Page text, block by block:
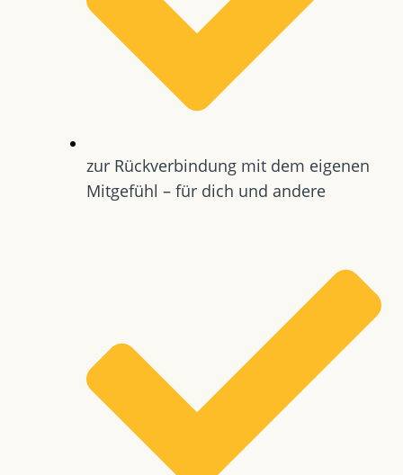
zur Rückverbindung mit dem eigenen
Mitgefühl – für dich und andere